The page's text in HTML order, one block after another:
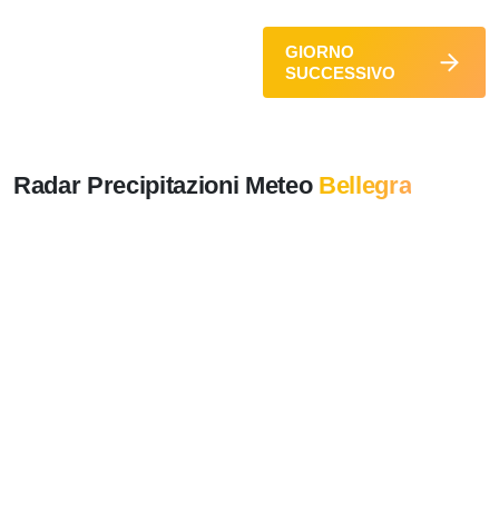
GIORNO
SUCCESSIVO
Radar Precipitazioni Meteo Bellegra